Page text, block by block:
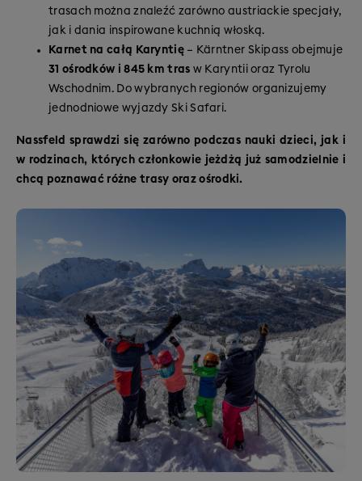
trasach można znaleźć zarówno austriackie specjały,
jak i dania inspirowane kuchnią włoską.
Karnet na całą Karyntię– Kärntner Skipass obejmuje
31 ośrodków i 845 km tras w Karyntii oraz Tyrolu
Wschodnim. Do wybranych regionów organizujemy
jednodniowe wyjazdy Ski Safari.
Nassfeld sprawdzi się zarówno podczas nauki dzieci, jak i
w rodzinach, których członkowie jeżdżą już samodzielnie i
chcą poznawać różne trasy oraz ośrodki.